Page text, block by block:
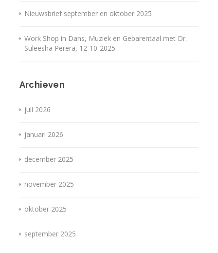
Nieuwsbrief september en oktober 2025
Work Shop in Dans, Muziek en Gebarentaal met Dr.
Suleesha Perera, 12-10-2025
Archieven
juli 2026
januari 2026
december 2025
november 2025
oktober 2025
september 2025